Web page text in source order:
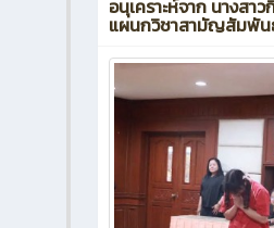
ข่าวสาร 42 0
News
เข้าร่วมเป็นคณะกรรมการ
เชิงปฏิบัติการจัดการธุร
ดิจิทัลสำหรับธุรกิจผลิตภั
เที่ยวเชิงเกษตร